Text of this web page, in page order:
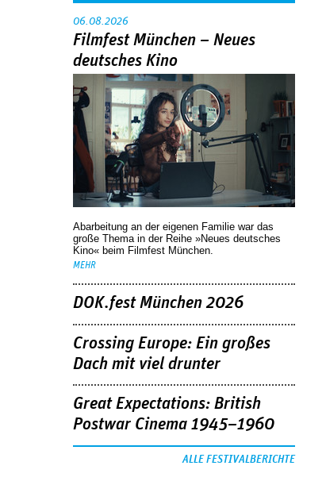
06.08.2026
Filmfest München – Neues
deutsches Kino
Abarbeitung an der eigenen Familie war das
große Thema in der Reihe »Neues deutsches
Kino« beim Filmfest München.
MEHR
DOK.fest München 2026
Crossing Europe: Ein großes
Dach mit viel drunter
Great Expectations: British
Postwar Cinema 1945–1960
ALLE FESTIVALBERICHTE